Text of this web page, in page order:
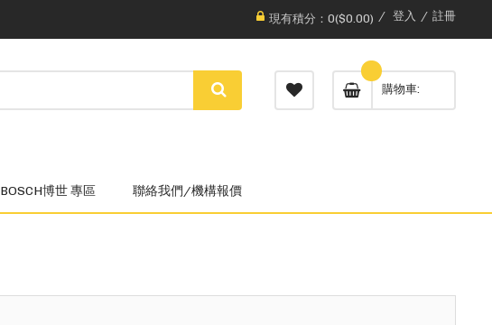
現有積分：0($0.00) 登入 註冊
購物車
BOSCH博世 專區 聯絡我們/機構報價